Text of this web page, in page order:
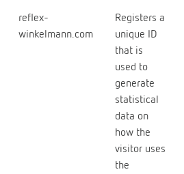
reflex-
winkelmann.com
Registers a
unique ID
that is
used to
generate
statistical
data on
how the
visitor uses
the